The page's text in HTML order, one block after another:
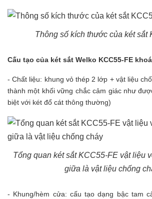
Thông số kích thước của két sắt
Cấu tạo của két sắt Welko KCC55-FE
- Chất liệu: khung vỏ thép 2 lớp + vật liệu
thành một khối vững chắc cảm giác như
biệt với két đổ cát thông thường)
Tổng quan két sắt KCC55-FE vật liệu
giữa là vật liệu chống
- Khung/hèm cửa: cấu tạo dạng bậc tam